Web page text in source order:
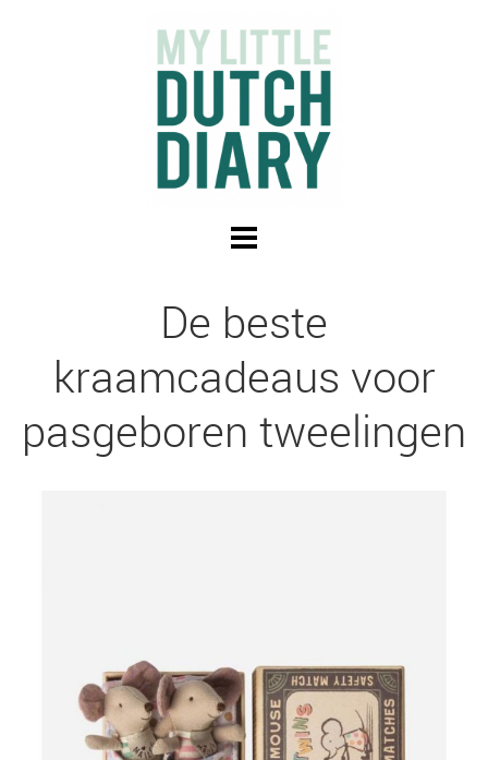
De beste
kraamcadeaus voor
pasgeboren tweelingen